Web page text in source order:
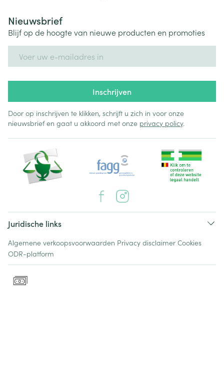
Nieuwsbrief
Blijf op de hoogte van nieuwe producten en promoties
Inschrijven
Door op inschrijven te klikken, schrijft u zich in voor onze
nieuwsbrief en gaat u akkoord met onze privacy policy.
Juridische links
Algemene verkoopsvoorwaarden Privacy disclaimer Cookies
ODR-platform